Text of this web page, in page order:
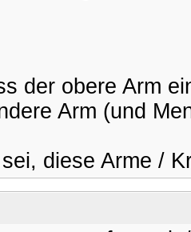
der obere Arm
Arm (und
diese Arme /